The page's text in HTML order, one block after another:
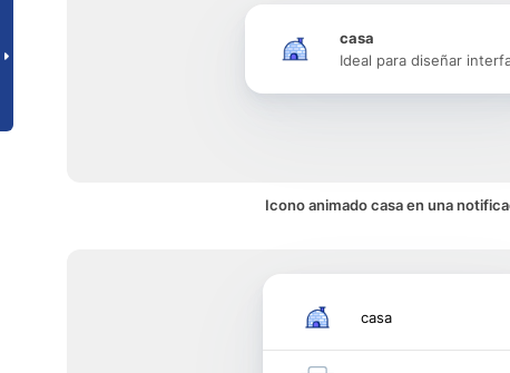
casa
Ideal para diseñar
Icono animado casa en una
casa